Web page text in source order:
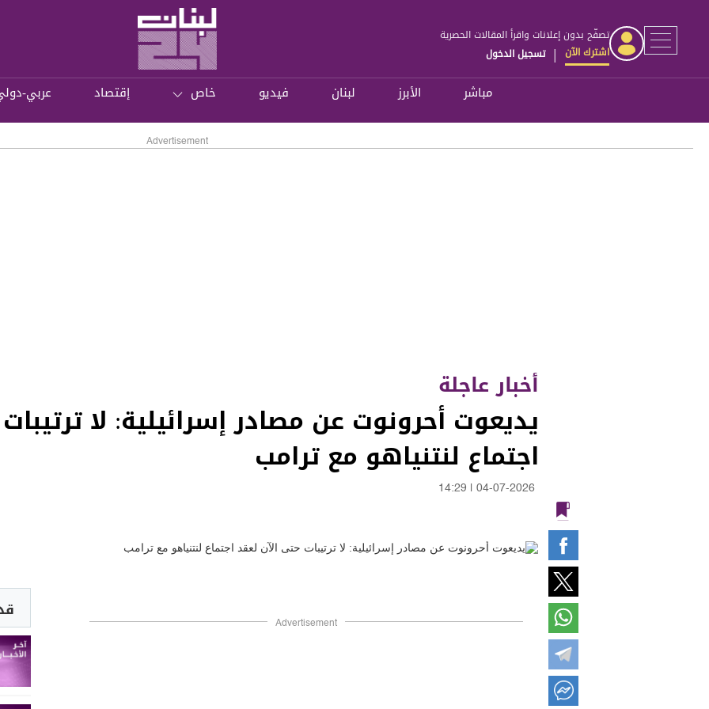
تصفّح بدون إعلانات واقرأ المقالات الحصرية
اشترك الآن | تسجيل الدخول
مباشر الأبرز لبنان فيديو خاص إقتصاد عربي-
Advertisement
أخبار عاجلة
يديعوت أحرونوت عن مصادر إسرائيلية: لا
اجتماع لنتنياهو مع ترامب
04-07-2026
14:29
Advertisement